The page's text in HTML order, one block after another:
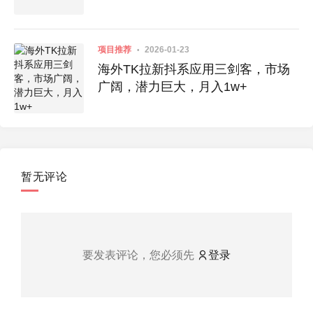
项目推荐 2026-01-23
海外TK拉新抖系应用三剑客，市场
广阔，潜力巨大，月入1w+
暂无评论
要发表评论，您必须先 登录